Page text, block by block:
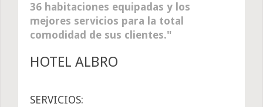
36 habitaciones equipadas y los
mejores servicios para la total
comodidad de sus clientes.
HOTEL ALBRO
SERVICIOS: